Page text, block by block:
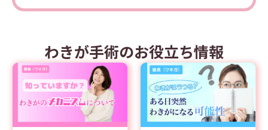
わきが手術のお役立ち情報